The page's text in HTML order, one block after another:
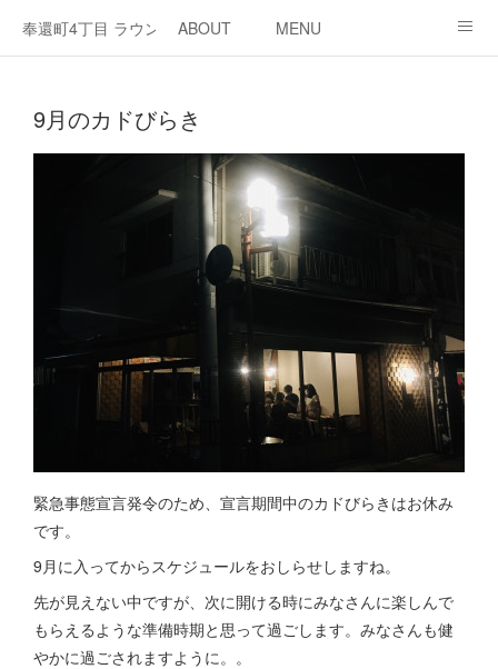
奉還町4丁目 ラウンジ・カド
ABOUT MENU
9月のカドびらき
緊急事態宣言発令のため、宣言期間中のカドびらきはお休み
です。
9月に入ってからスケジュールをおしらせしますね。
先が見えない中ですが、次に開ける時にみなさんに楽しんで
もらえるような準備時期と思って過ごします。みなさんも健
やかに過ごされますように。。